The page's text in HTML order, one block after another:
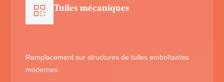
Tuiles mécaniques
Remplacement sur structures de tuiles emboîtantes
modernes.